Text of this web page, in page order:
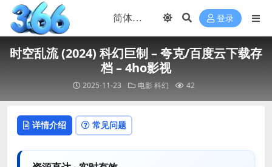
登录
时空乱流 (2024) 科幻巨制 – 夸克/百度云下载存
档 – 4ho影视
2025-11-23 电影 科幻 42
详情介绍 常见问题